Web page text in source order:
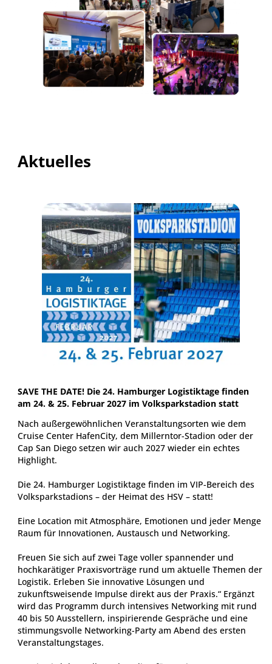
Aktuelles
SAVE THE DATE! Die 24. Hamburger Logistiktage finden
am 24. & 25. Februar 2027 im Volksparkstadion statt
Nach außergewöhnlichen Veranstaltungsorten wie dem
Cruise Center HafenCity, dem Millerntor-Stadion oder der
Cap San Diego setzen wir auch 2027 wieder ein echtes
Highlight.
Die 24. Hamburger Logistiktage finden im VIP-Bereich des
Volksparkstadions – der Heimat des HSV – statt!
Eine Location mit Atmosphäre, Emotionen und jeder Menge
Raum für Innovationen, Austausch und Networking.
Freuen Sie sich auf zwei Tage voller spannender und
hochkarätiger Praxisvorträge rund um aktuelle Themen der
Logistik. Erleben Sie innovative Lösungen und
zukunftsweisende Impulse direkt aus der Praxis.“ Ergänzt
wird das Programm durch intensives Networking mit rund
40 bis 50 Ausstellern, inspirierende Gespräche und eine
stimmungsvolle Networking-Party am Abend des ersten
Veranstaltungstages.